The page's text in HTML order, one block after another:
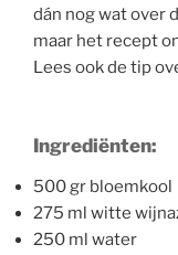
dán nog wat over
maar het recept
Lees ook de tip
Ingrediënten:
500 gr bloemkool
275 ml witte
250 ml water